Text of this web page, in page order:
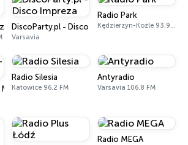
DiscoParty.pl - Disco Impreza
Varsavia
Radio Park
Kędzierzyn-Koźle 93.9 FM
Radio Silesia
Katowice 96.2 FM
Antyradio
Varsavia 106.8 FM
Radio MEGA